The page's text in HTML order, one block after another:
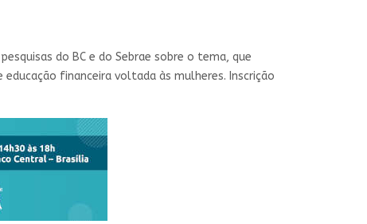
do BC e do Sebrae sobre o tema, que
financeira voltada às mulheres. Inscrição